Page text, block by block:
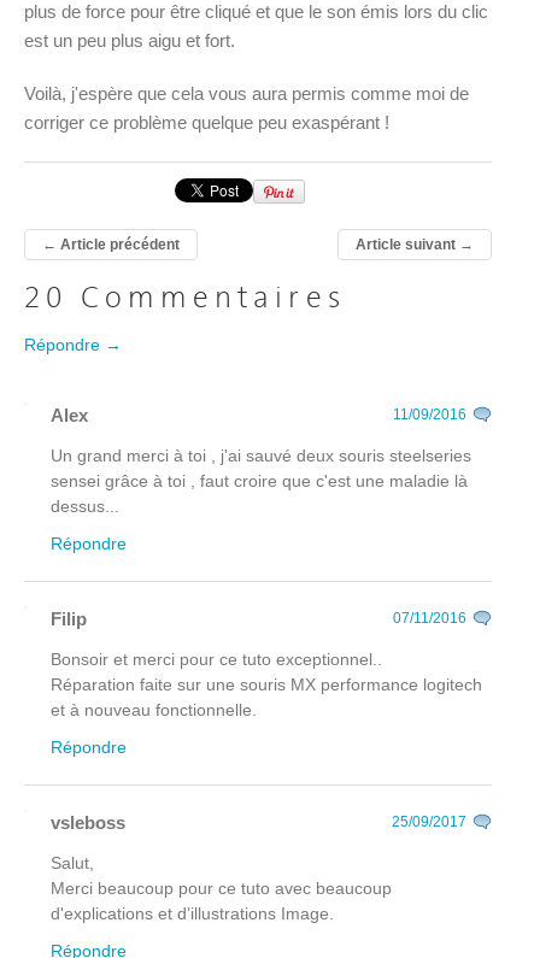
plus de force pour être cliqué et que le son émis lors du clic
est un peu plus aigu et fort.
Voilà, j'espère que cela vous aura permis comme moi de
corriger ce problème quelque peu exaspérant !
← Article précédent Article suivant→
20 Commentaires
Répondre →
Alex 11/09/2016
Un grand merci à toi , j'ai sauvé deux souris steelseries
sensei grâce à toi , faut croire que c'est une maladie là
dessus...
Répondre
Filip 07/11/2016
Bonsoir et merci pour ce tuto exceptionnel..
Réparation faite sur une souris MX performance logitech
et à nouveau fonctionnelle.
Répondre
vsleboss 25/09/2017
Salut,
Merci beaucoup pour ce tuto avec beaucoup
d'explications et d’illustrations Image.
Répondre